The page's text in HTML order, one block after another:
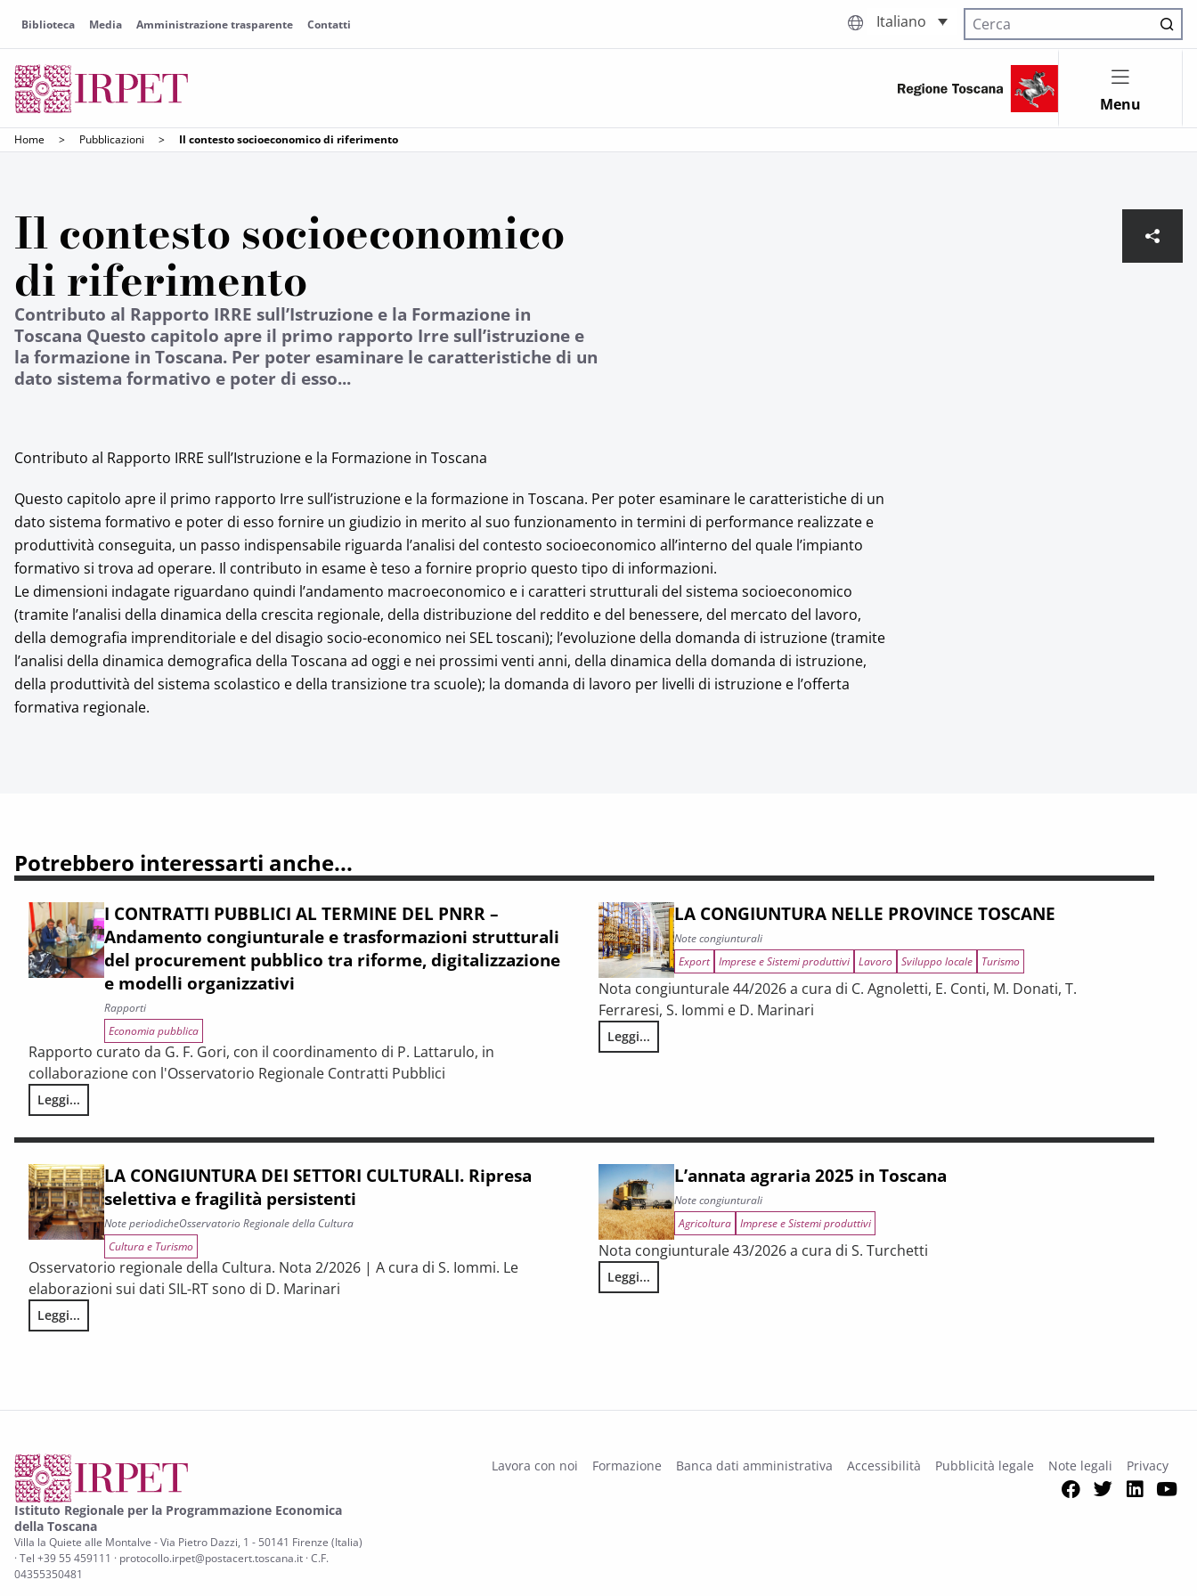
Biblioteca Media Amministrazione trasparente Contatti Italiano
Cerca nel sito
Menu
Home > Pubblicazioni > Il contesto socioeconomico di riferimento
Il contesto socioeconomico
di riferimento
Contributo al Rapporto IRRE sull’Istruzione e la Formazione in
Toscana Questo capitolo apre il primo rapporto Irre sull’istruzione e
la formazione in Toscana. Per poter esaminare le caratteristiche di un
dato sistema formativo e poter di esso...
Contributo al Rapporto IRRE sull’Istruzione e la Formazione in Toscana
Questo capitolo apre il primo rapporto Irre sull’istruzione e la formazione in Toscana. Per poter esaminare le caratteristiche di un
dato sistema formativo e poter di esso fornire un giudizio in merito al suo funzionamento in termini di performance realizzate e
produttività conseguita, un passo indispensabile riguarda l’analisi del contesto socioeconomico all’interno del quale l’impianto
formativo si trova ad operare. Il contributo in esame è teso a fornire proprio questo tipo di informazioni.
Le dimensioni indagate riguardano quindi l’andamento macroeconomico e i caratteri strutturali del sistema socioeconomico
(tramite l’analisi della dinamica della crescita regionale, della distribuzione del reddito e del benessere, del mercato del lavoro,
della demografia imprenditoriale e del disagio socio-economico nei SEL toscani); l’evoluzione della domanda di istruzione (tramite
l’analisi della dinamica demografica della Toscana ad oggi e nei prossimi venti anni, della dinamica della domanda di istruzione,
della produttività del sistema scolastico e della transizione tra scuole); la domanda di lavoro per livelli di istruzione e l’offerta
formativa regionale.
Potrebbero interessarti anche...
I CONTRATTI PUBBLICI AL TERMINE DEL PNRR –
Andamento congiunturale e trasformazioni strutturali
del procurement pubblico tra riforme, digitalizzazione
e modelli organizzativi
Rapporti
Economia pubblica
Rapporto curato da G. F. Gori, con il coordinamento di P. Lattarulo, in
collaborazione con l'Osservatorio Regionale Contratti Pubblici
Leggi...
I CONTRATTI PUBBLICI AL TERMINE DEL PNRR – Andamento congiunturale e trasformazioni strutturali del procurement pubblico tra riforme, digitalizzazione e modelli organizzativi
LA CONGIUNTURA NELLE PROVINCE TOSCANE
Note congiunturali
Export Imprese e Sistemi produttivi Lavoro Sviluppo locale Turismo
Nota congiunturale 44/2026 a cura di C. Agnoletti, E. Conti, M. Donati, T.
Ferraresi, S. Iommi e D. Marinari
Leggi...
LA CONGIUNTURA NELLE PROVINCE TOSCANE
LA CONGIUNTURA DEI SETTORI CULTURALI. Ripresa
selettiva e fragilità persistenti
Note periodicheOsservatorio Regionale della Cultura
Cultura e Turismo
Osservatorio regionale della Cultura. Nota 2/2026 | A cura di S. Iommi. Le
elaborazioni sui dati SIL-RT sono di D. Marinari
Leggi...
LA CONGIUNTURA DEI SETTORI CULTURALI. Ripresa selettiva e fragilità persistenti
L’annata agraria 2025 in Toscana
Note congiunturali
Agricoltura Imprese e Sistemi produttivi
Nota congiunturale 43/2026 a cura di S. Turchetti
Leggi...
L’annata agraria 2025 in Toscana
Istituto Regionale per la Programmazione Economica
della Toscana
Villa la Quiete alle Montalve - Via Pietro Dazzi, 1 - 50141 Firenze (Italia)
· Tel +39 55 459111 · protocollo.irpet@postacert.toscana.it · C.F.
04355350481
Lavora con noi Formazione Banca dati amministrativa Accessibilità Pubblicità legale Note legali Privacy
Facebook
Twitter